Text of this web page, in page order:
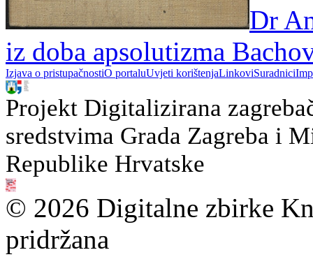
Dr
iz doba apsolutizma
Izjava o pristupačnostiO portaluUvjeti korištenjaLinkoviSuradnici
Projekt Digitalizirana
sredstvima Grada Zagreba i
Republike Hrvatske
© 2026 Digitalne zbirke
pridržana